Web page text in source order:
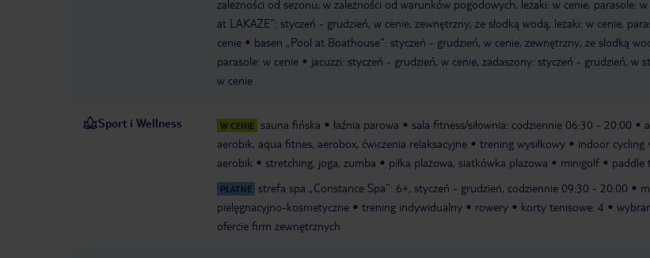
zależności od sezonu; w zależności od warunków pogodowych, leżaki: w cenie, parasole: w
at LAKAZE“: styczeń - grudzień, w cenie, zewnętrzny, ze słodką wodą, leżaki: w cenie,
cenie
basen „Pool at Boathouse“: styczeń - grudzień, w cenie, zewnętrzny, ze słodką
parasole: w cenie
jacuzzi: styczeń - grudzień, w cenie, zadaszony: styczeń - grudzień, w
w cenie
Sport i Wellness W CENIE sauna fińska łaźnia parowa sala fitness/siłownia: codziennie 06:30 - 20:00
aerobik, aqua fitnes, aerobox, ćwiczenia relaksacyjne
trening wysiłkowy indoor cycling
aerobik
stretching, joga, zumba piłka plażowa, siatkówka plażowa minigolf paddle
PŁATNE strefa spa „Constance Spa“: 6+, styczeń - grudzień, codziennie 09:30 - 20:00
pielęgnacyjno-kosmetyczne
trening indywidualny rowery korty tenisowe: 4
ofercie firm zewnętrznych